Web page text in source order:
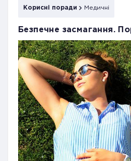
Корисні поради Медичні
Безпечне засмагання.